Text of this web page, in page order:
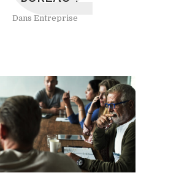
Dans Entreprise